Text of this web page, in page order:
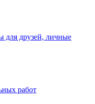
для друзей, личные
работ